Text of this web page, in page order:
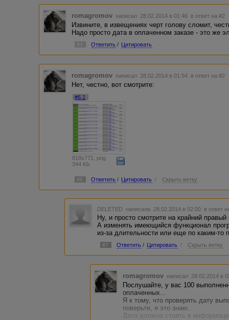
romagromov написал 28.02.2014 в 01:46 в ответ на #2
Извините, в извещениях черт голову сломит,
Надо просто дата в оплаченном заказе - это же
Ответить / Цитировать
romagromov написал 28.02.2014 в 01:54 в ответ на #2
Нет, честно, вот смотрите:
#6.1
818x771, png
344 Kb
#6 Ответить / Цитировать / Скрыть ветку
DELETED написала 28.02.2014 в 02:00 в ответ
Ну, и просто смотрите на крайний правый
А изменять имеющийся функционал
из-за длительности или еще по каким-то
#7 Ответить / Цитировать / Скрыть ветку
romagromov написал 28.02.2014 в
Послушайте, у вас 100
оплаченных...
Я к тому, что проверять дату
поверьте, я это знаю.
Дата должна стоять в